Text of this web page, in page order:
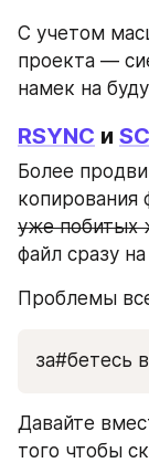
С учетом
проекта —
намек на
RSYNC и
Более
уже побитых
файл сразу
Проблемы
за#бетесь
Давайте
того чтобы